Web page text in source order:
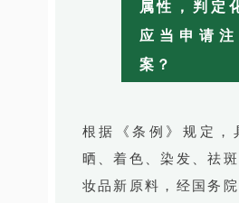
属性，判定
应当申请
案？
根据《条例》规定，
晒、着色、染发、祛
妆品新原料，经国务